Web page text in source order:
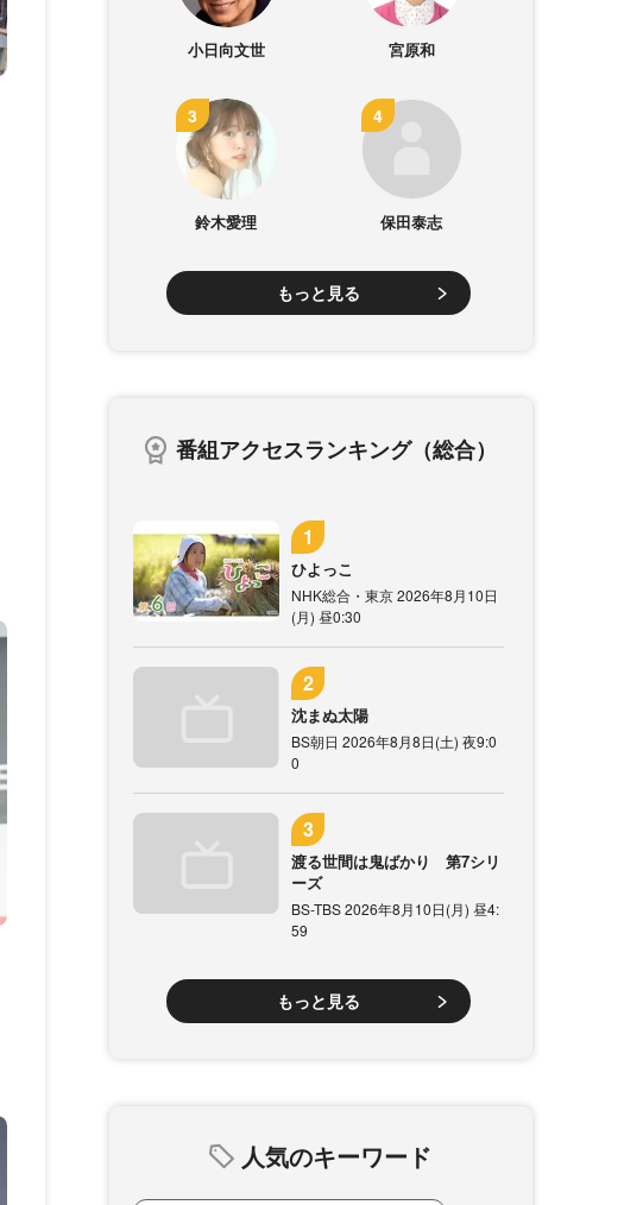
小日向文世 宮原和
鈴木愛理 保田泰志
もっと見る
番組アクセスランキング（総合）
ひよっこ
NHK総合・東京 2026年8月10日
(月) 昼0:30
沈まぬ太陽
BS朝日 2026年8月8日(土) 夜9:0
0
渡る世間は鬼ばかり 第7シリ
ーズ
BS-TBS 2026年8月10日(月) 昼4:
59
もっと見る
人気のキーワード